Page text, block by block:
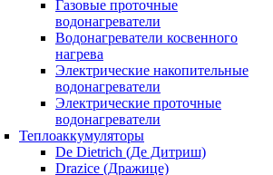
Газовые проточные
водонагреватели
Водонагреватели косвенного
нагрева
Электрические накопительные
водонагреватели
Электрические проточные
водонагреватели
Теплоаккумуляторы
De Dietrich (Де Дитриш)
Drazice (Дражице)